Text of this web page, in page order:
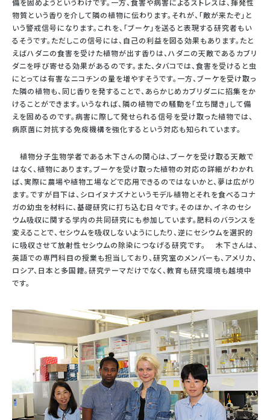
備を固めようというわけです。一方、食害や病害によるストレスは、揮発性
物質という香りを介して隣の植物に伝わります。それが、「敵が来たぞ」と
いう警戒信号になります。これを、「ブーケ」を送ると表現する研究者もい
るそうです。ただしこの信号には、自己の利益を図る効果もあります。たと
えばハダニの食害を受けた植物が出す香りは、ハダニの天敵であるカブリ
ダニを呼び寄せる効果があるのです。また、タバコでは、食害を受けると虫
にとっては有害なニコチンの量を増やすそうです。一方、ブーケを受け取っ
た隣の植物も、同じ香りを発することで、あらかじめカブリダニに招集をか
けることができます。いうなれば、隣の植物での騒動を「立ち聞き」して備
えを固めるのです。病害に際して発せられる信号を受け取った植物では、
病原菌に対抗する免疫機構を強化するという対応も知られています。
植物分子生物学者である木下さんの関心は、ブーケを受け取る天敵で
はなく、植物にあります。ブーケを受け取った植物の対応の詳細がわかれ
ば、実際に農場や植物工場などで応用できるのではないかと、夢は広がり
ます。ですが目下は、シロイヌナズナというモデル植物とそれを食べるコナ
ガの幼虫を材料に、基礎研究に打ち込む日々です。そのほか、イネのセシ
ウム吸収に関する学内の共同研究にも参加しています。肥料のバランスを
変えることで、セシウムを吸収しないようにしたり、逆にセシウムを選択的
に吸収させて放射性セシウムの除染につなげる研究です。 木下さんは、
英語での専門科目の授業も担当しており、研究室のメンバーも、アメリカ、
ロシア、日本と多国籍。研究テーマだけでなく、教育も研究環境も越境中
です。